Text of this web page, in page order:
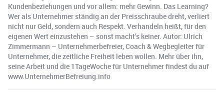
Kundenbeziehungen und vor allem: mehr Gewinn. Das Learning?
Wer als Unternehmer ständig an der Preisschraube dreht, verliert
nicht nur Geld, sondern auch Respekt. Verhandeln heißt, für den
eigenen Wert einzustehen – sonst macht’s keiner. Autor: Ulrich
Zimmermann – Unternehmerbefreier, Coach & Wegbegleiter für
Unternehmer, die zeitliche Freiheit leben wollen. Mehr über ihn,
seine Arbeit und die 1TageWoche für Unternehmer findest du auf
www.UnternehmerBefreiung.info